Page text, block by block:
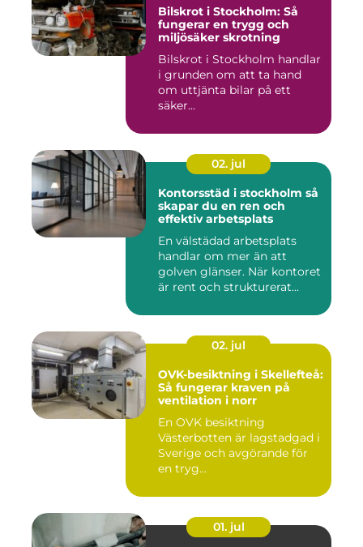
Bilskrot i Stockholm: Så
fungerar en trygg och
miljösäker skrotning
Bilskrot i Stockholm handlar
i grunden om att ta hand
om uttjänta bilar på ett
säker...
02. jul
Kontorsstäd i stockholm så
skapar du en ren och
effektiv arbetsplats
En välstädad arbetsplats
handlar om mer än att
golven glänser. När kontoret
är rent och strukturerat...
02. jul
OVK-besiktning i Skellefteå:
Så fungerar kraven på
ventilation i norr
En OVK besiktning
Västerbotten är lagstadgad i
Sverige och avgörande för
en tryg...
01. jul